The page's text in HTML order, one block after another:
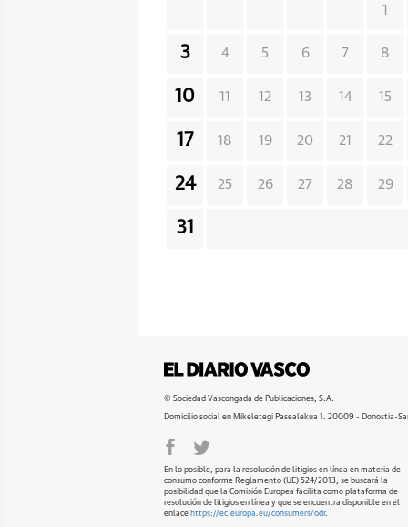
1
3 4 5 6 7 8
10 11 12 13 14 15
17 18 19 20 21 22
24 25 26 27 28 29
31
© Sociedad Vascongada de Publicaciones, S.A.
Domicilio social en Mikeletegi Pasealekua 1. 20009 - Donostia-
En lo posible, para la resolución de litigios en línea en materia de
consumo conforme Reglamento (UE) 524/2013, se buscará la
posibilidad que la Comisión Europea facilita como plataforma de
resolución de litigios en línea y que se encuentra disponible en el
enlace https://ec.europa.eu/consumers/odr.